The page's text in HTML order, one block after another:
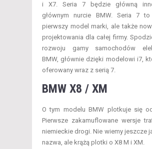
i X7. Seria 7 będzie główną
głównym nurcie BMW. Seria 7
pierwszy model marki, ale także
projektowania dla całej firmy.
rozwoju gamy samochodów
BMW, głównie dzięki modelowi i7,
oferowany wraz z serią 7.
BMW X8 / XM
O tym modelu BMW plotkuje się
Pierwsze zakamuflowane wersje
niemieckie drogi. Nie wiemy jeszcze
nazwa, ale krążą plotki o X8 M i XM.